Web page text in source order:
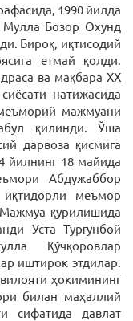
1990 йилда
Бозор Охунд
Бироқ, иқтисодий
етмай қолди.
ва мақбара ХХ
натижасида
мажмуани
қилинди. Ўша
дарвоза қисмига
йилнинг 18 майида
Абдужаббор
меъмор
қурилишида
Уста Турғунбой
Қўчқоровлар
иштирок этдилар.
ҳокимининг
билан маҳаллий
сифатида давлат